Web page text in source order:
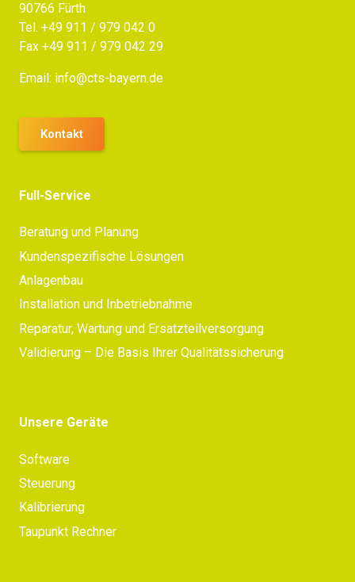
90766 Fürth
Tel. +49 911 / 979 042 0
Fax +49 911 / 979 042 29
Email: info@cts-bayern.de
Kontakt
Full-Service
Beratung und Planung
Kundenspezifische Lösungen
Anlagenbau
Installation und Inbetriebnahme
Reparatur, Wartung und Ersatzteilversorgung
Validierung – Die Basis Ihrer Qualitätssicherung
Unsere Geräte
Software
Steuerung
Kalibrierung
Taupunkt Rechner